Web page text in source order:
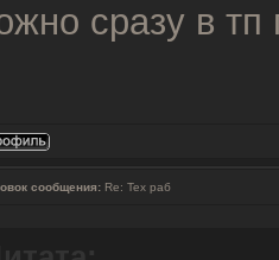
сразу в тп
сообщения: Re: Тех раб